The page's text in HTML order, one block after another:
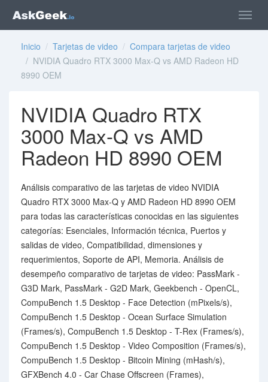
Inicio / Tarjetas de video / Compara tarjetas de video
/ NVIDIA Quadro RTX 3000 Max-Q vs AMD Radeon HD
8990 OEM
NVIDIA Quadro RTX
3000 Max-Q vs AMD
Radeon HD 8990 OEM
Análisis comparativo de las tarjetas de video NVIDIA
Quadro RTX 3000 Max-Q y AMD Radeon HD 8990 OEM
para todas las características conocidas en las siguientes
categorías: Esenciales, Información técnica, Puertos y
salidas de video, Compatibilidad, dimensiones y
requerimientos, Soporte de API, Memoria. Análisis de
desempeño comparativo de tarjetas de video: PassMark -
G3D Mark, PassMark - G2D Mark, Geekbench - OpenCL,
CompuBench 1.5 Desktop - Face Detection (mPixels/s),
CompuBench 1.5 Desktop - Ocean Surface Simulation
(Frames/s), CompuBench 1.5 Desktop - T-Rex (Frames/s),
CompuBench 1.5 Desktop - Video Composition (Frames/s),
CompuBench 1.5 Desktop - Bitcoin Mining (mHash/s),
GFXBench 4.0 - Car Chase Offscreen (Frames),